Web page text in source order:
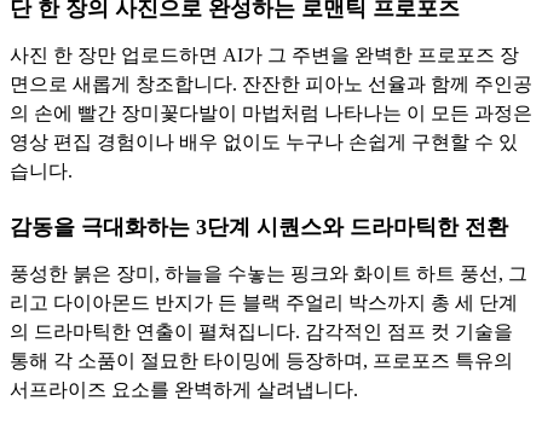
단 한 장의 사진으로 완성하는 로맨틱 프로포즈
사진 한 장만 업로드하면 AI가 그 주변을 완벽한 프로포즈 장
면으로 새롭게 창조합니다. 잔잔한 피아노 선율과 함께 주인공
의 손에 빨간 장미꽃다발이 마법처럼 나타나는 이 모든 과정은
영상 편집 경험이나 배우 없이도 누구나 손쉽게 구현할 수 있
습니다.
감동을 극대화하는 3단계 시퀀스와 드라마틱한 전환
풍성한 붉은 장미, 하늘을 수놓는 핑크와 화이트 하트 풍선, 그
리고 다이아몬드 반지가 든 블랙 주얼리 박스까지 총 세 단계
의 드라마틱한 연출이 펼쳐집니다. 감각적인 점프 컷 기술을
통해 각 소품이 절묘한 타이밍에 등장하며, 프로포즈 특유의
서프라이즈 요소를 완벽하게 살려냅니다.